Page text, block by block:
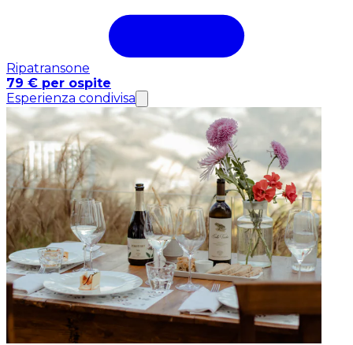
Ripatransone
79 € per ospite
Esperienza condivisa